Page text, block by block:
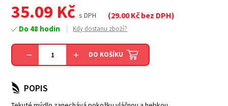
35.09 Kčs DPH (29.00Kč bez DPH)
Do 48 hodin Kdy dostanu zboží?
DO KOŠÍKU
POPIS